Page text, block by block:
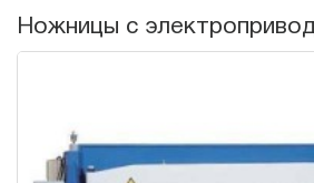
Ножницы с